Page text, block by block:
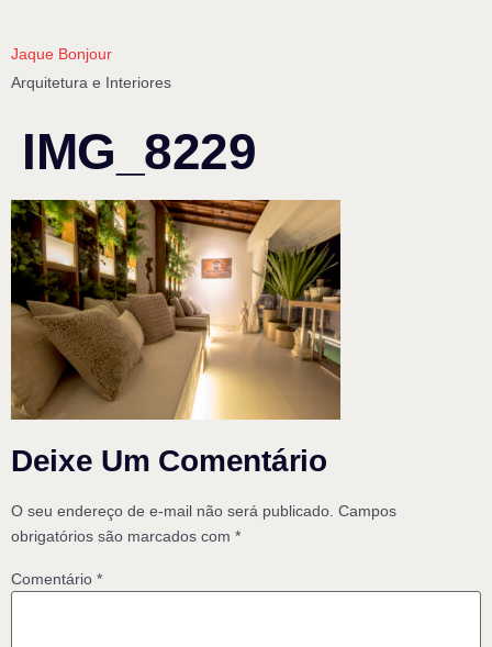
Jaque Bonjour
Arquitetura e Interiores
IMG_8229
Deixe Um Comentário
O seu endereço de e-mail não será publicado. Campos
obrigatórios são marcados com *
Comentário *